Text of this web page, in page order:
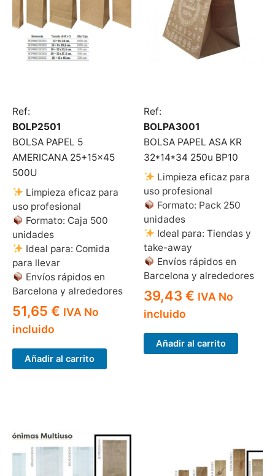
Ref:
BOLP2501
BOLSA PAPEL 5
AMERICANA 25+15×45
500U
Limpieza eficaz para
uso profesional
Formato: Caja 500
unidades
Ideal para: Comida
para llevar
Envíos rápidos en
Barcelona y alrededores
51,65 € IVA No
incluido
Añadir al carrito
Ref:
BOLPA3001
BOLSA PAPEL ASA KR
32*14*34 250u BP10
Limpieza eficaz para
uso profesional
Formato: Pack 250
unidades
Ideal para: Tiendas y
take-away
Envíos rápidos en
Barcelona y alrededores
39,43 € IVA No
incluido
Añadir al carrito